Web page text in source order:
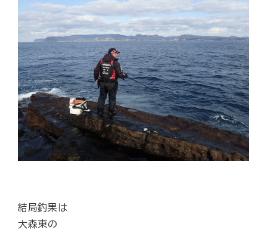
結局釣果は
大森東の